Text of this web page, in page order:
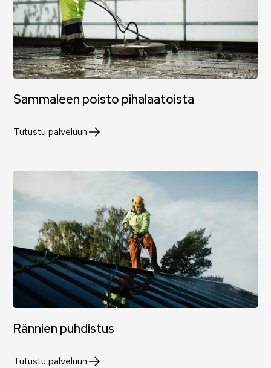
Sammaleen poisto pihalaatoista
Tutustu palveluun
Rännien puhdistus
Tutustu palveluun